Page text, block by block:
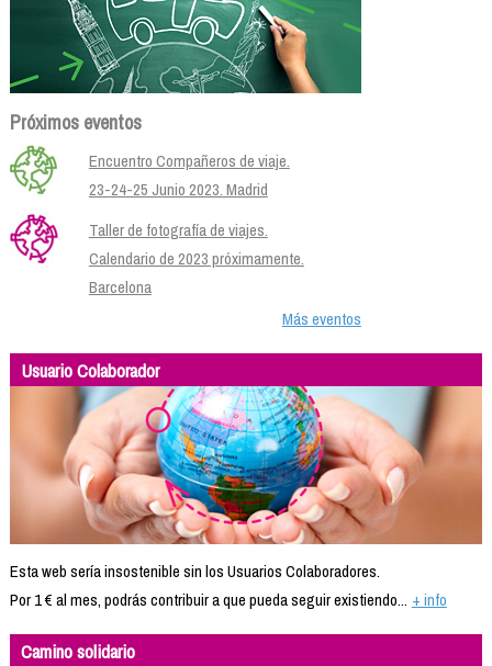
Próximos eventos
Encuentro Compañeros de viaje.
23-24-25 Junio 2023. Madrid
Taller de fotografía de viajes.
Calendario de 2023 próximamente.
Barcelona
Más eventos
Usuario Colaborador
Esta web sería insostenible sin los Usuarios Colaboradores.
Por 1 € al mes, podrás contribuir a que pueda seguir existiendo... + info
Camino solidario